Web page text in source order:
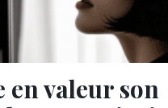
en valeur son